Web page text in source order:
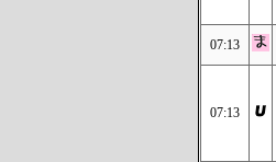
07:13
07:13